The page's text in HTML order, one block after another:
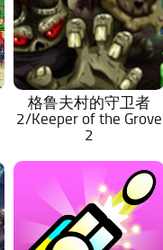
格鲁夫村的守卫者
2/Keeper of the Grove
2